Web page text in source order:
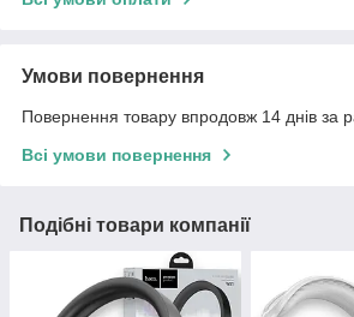
Умови повернення
Повернення товару впродовж 14 днів за
Всі умови повернення
Подібні товари компанії